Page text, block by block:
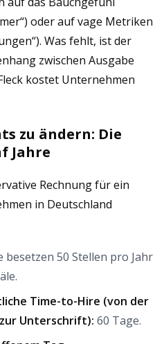
oder auf vage Metriken
Was fehlt, ist der
zwischen Ausgabe
kostet Unternehmen
zu ändern: Die
Jahre
Rechnung für ein
in Deutschland
besetzen 50 Stellen pro Jahr
Time-to-Hire (von der
Unterschrift): 60 Tage.